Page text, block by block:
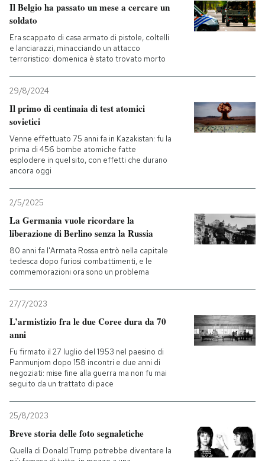
Il Belgio ha passato un mese a cercare un
soldato
Era scappato di casa armato di pistole, coltelli
e lanciarazzi, minacciando un attacco
terroristico: domenica è stato trovato morto
29/8/2024
Il primo di centinaia di test atomici
sovietici
Venne effettuato 75 anni fa in Kazakistan: fu la
prima di 456 bombe atomiche fatte
esplodere in quel sito, con effetti che durano
ancora oggi
2/5/2025
La Germania vuole ricordare la
liberazione di Berlino senza la Russia
80 anni fa l'Armata Rossa entrò nella capitale
tedesca dopo furiosi combattimenti, e le
commemorazioni ora sono un problema
27/7/2023
L’armistizio fra le due Coree dura da 70
anni
Fu firmato il 27 luglio del 1953 nel paesino di
Panmunjom dopo 158 incontri e due anni di
negoziati: mise fine alla guerra ma non fu mai
seguito da un trattato di pace
25/8/2023
Breve storia delle foto segnaletiche
Quella di Donald Trump potrebbe diventare la